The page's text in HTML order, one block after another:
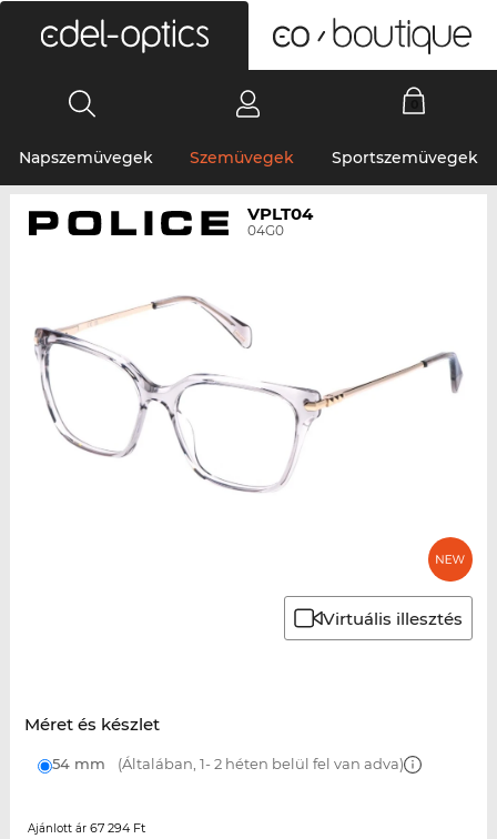
Napszemüvegek Szemüvegek Sportszemüvegek
VPLT04
04G0
Virtuális illesztés
Méret és készlet
54 mm (Általában, 1- 2 héten belül fel van adva)
Ajánlott ár 67 294 Ft